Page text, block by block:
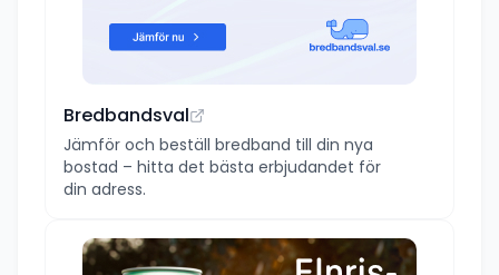
Bredbandsval
Jämför och beställ bredband till din nya
bostad – hitta det bästa erbjudandet för
din adress.